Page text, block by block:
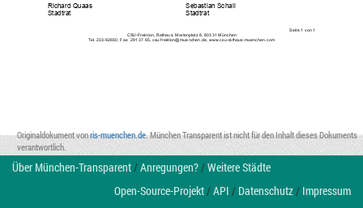
Richard Quaas
Sebastian Schall
Stadtrat
Stadtrat
Seite 1 von 1
CSU-Fraktion, Rathaus, Marienplatz 8, 80331 München
Tel. 233-92650, Fax: 291 37 65, csu-fraktion@muenchen.de, www.csu-rathaus-muenchen.com
Originaldokument vonris-muenchen.de. München Transparent ist nicht für den Inhalt dieses Dokuments
verantwortlich.
Über München-Transparent/Anregungen?/Weitere Städte
Open-Source-Projekt/API / Datenschutz/ Impressum